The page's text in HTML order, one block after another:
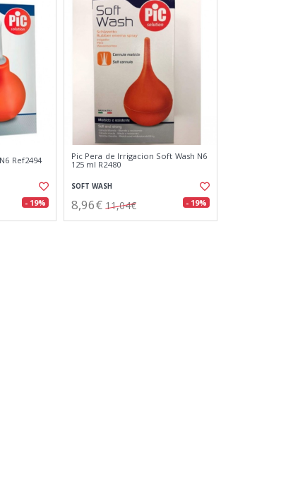
Ref2494
- 19%
Pic Pera de Irrigacion Soft Wash N6
125 ml R2480
SOFT WASH
8,96€ 11,04€ - 19%